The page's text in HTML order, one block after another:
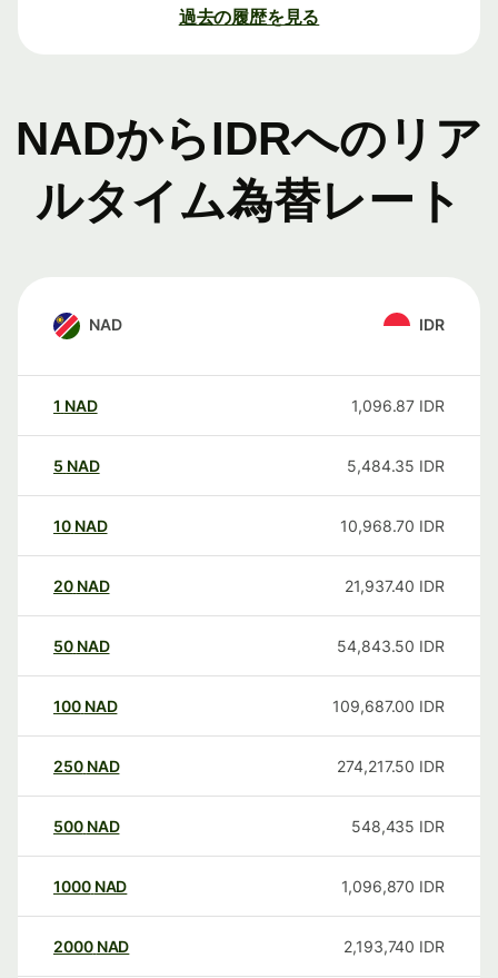
過去の履歴を見る
NADからIDRへのリア
ルタイム為替レート
NAD IDR
1 NAD 1,096.87 IDR
5 NAD 5,484.35 IDR
10 NAD 10,968.70 IDR
20 NAD 21,937.40 IDR
50 NAD 54,843.50 IDR
100 NAD 109,687.00 IDR
250 NAD 274,217.50 IDR
500 NAD 548,435 IDR
1000 NAD 1,096,870 IDR
2000 NAD 2,193,740 IDR